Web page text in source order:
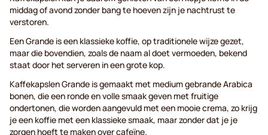
middag of avond zonder bang te hoeven zijn je nachtrust te
verstoren.
Een Grande is een klassieke koffie, op traditionele wijze gezet,
maar die bovendien, zoals de naam al doet vermoeden, bekend
staat door het serveren in een grote kop.
Kaffekapslen Grande is gemaakt met medium gebrande Arabica
bonen, die een ronde en volle smaak geven met fruitige
ondertonen, die worden aangevuld met een mooie crema, zo krijg
je een koffie met een klassieke smaak, maar zonder dat je je
zorgen hoeft te maken over cafeïne.